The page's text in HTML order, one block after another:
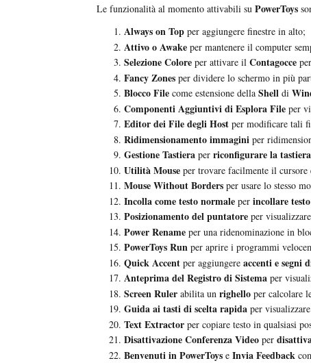
Le funzionalità al momento attivabili su PowerToys
Always on Top per aggiungere finestre in alto;
Attivo o Awake per mantenere il computer
Selezione Colore per attivare il Contagocce
Fancy Zones per dividere lo schermo in più
Blocco File come estensione della Shell di
Componenti Aggiuntivi di Esplora File per
Editor dei File degli Host per modificare tali
Ridimensionamento immagini per
Gestione Tastiera per riconfigurare la tastiera
Utilità Mouse per trovare facilmente il cursore
Mouse Without Borders per usare lo stesso
Incolla come testo normale per incollare
Posizionamento del puntatore per
Power Rename per una ridenominazione in
PowerToys Run per aprire i programmi
Quick Accent per aggiungere accenti e segni
Anteprima del Registro di Sistema per
Screen Ruler abilita un righello per calcolare
Guida ai tasti di scelta rapida per
Text Extractor per copiare testo in qualsiasi
Disattivazione Conferenza Video per
Benvenuti in PowerToys e Invia Feedback